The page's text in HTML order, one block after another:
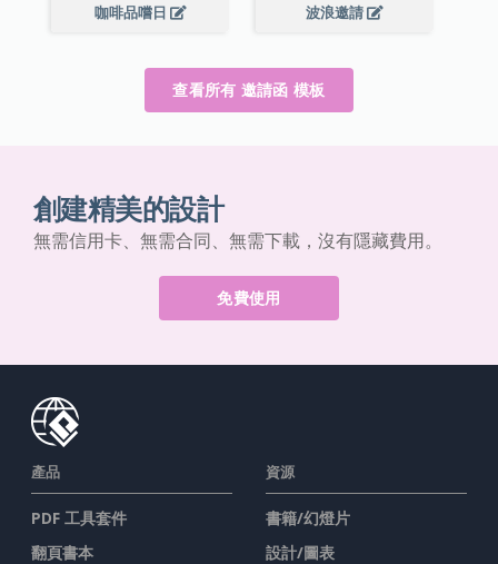
咖啡品嚐日 波浪邀請
查看所有 邀請函 模板
創建精美的設計
無需信用卡、無需合同、無需下載，沒有隱藏費用。
免費使用
產品
PDF 工具套件
翻頁書本
資源
書籍/幻燈片
設計/圖表